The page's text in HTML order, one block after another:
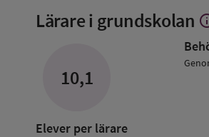
Lärare i grundskolan
10,1
Elever per lärare